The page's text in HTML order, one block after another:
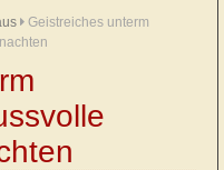
Geistreiches unterm